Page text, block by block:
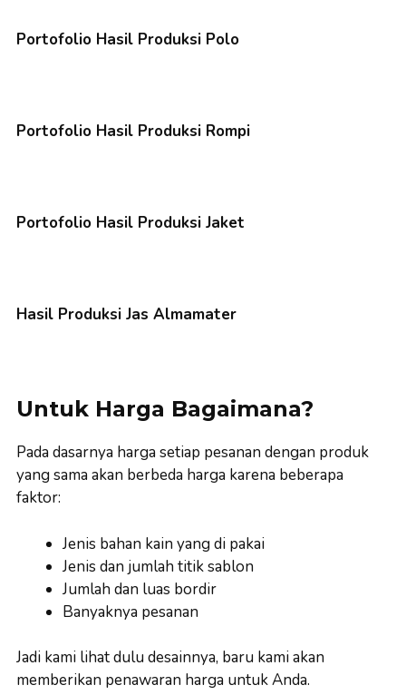
Portofolio Hasil Produksi Polo
Portofolio Hasil Produksi Rompi
Portofolio Hasil Produksi Jaket
Hasil Produksi Jas Almamater
Untuk Harga Bagaimana?
Pada dasarnya harga setiap pesanan dengan produk
yang sama akan berbeda harga karena beberapa
faktor:
Jenis bahan kain yang di pakai
Jenis dan jumlah titik sablon
Jumlah dan luas bordir
Banyaknya pesanan
Jadi kami lihat dulu desainnya, baru kami akan
memberikan penawaran harga untuk Anda.